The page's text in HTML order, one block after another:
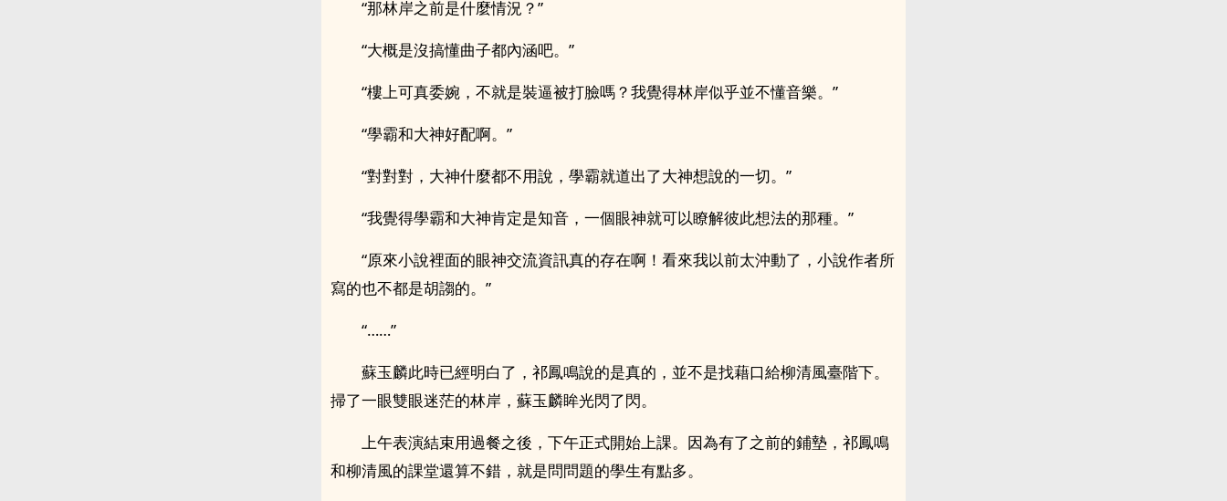
“那林岸之前是什麼情況？”
“大概是沒搞懂曲子都內涵吧。”
“樓上可真委婉，不就是裝逼被打臉嗎？我覺得林岸似乎並不懂音樂。”
“學霸和大神好配啊。”
“對對對，大神什麼都不用說，學霸就道出了大神想說的一切。”
“我覺得學霸和大神肯定是知音，一個眼神就可以瞭解彼此想法的那種。”
“原來小說裡面的眼神交流資訊真的存在啊！看來我以前太沖動了，小說作者所
寫的也不都是胡謅的。”
“……”
蘇玉麟此時已經明白了，祁鳳鳴說的是真的，並不是找藉口給柳清風臺階下。
掃了一眼雙眼迷茫的林岸，蘇玉麟眸光閃了閃。
上午表演結束用過餐之後，下午正式開始上課。因為有了之前的鋪墊，祁鳳鳴
和柳清風的課堂還算不錯，就是問問題的學生有點多。